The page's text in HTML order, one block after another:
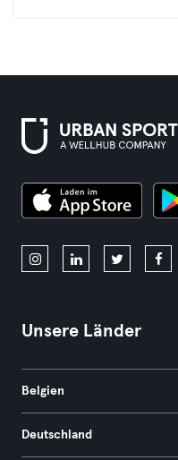
Unsere Länder
Belgien
Deutschland